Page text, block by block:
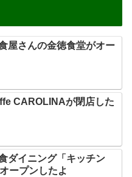
屋さんの金徳食堂がオー
CAROLINAが閉店した
ダイニング「キッチン
ープンしたよ